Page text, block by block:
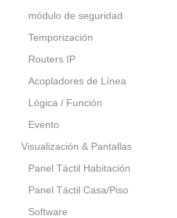
módulo de seguridad
Temporización
Routers IP
Acopladores de Línea
Lógica / Función
Evento
Visualización & Pantallas
Panel Táctil Habitación
Panel Táctil Casa/Piso
Software